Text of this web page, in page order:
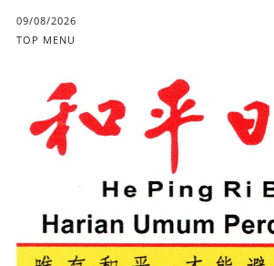
09/08/2026
TOP MENU